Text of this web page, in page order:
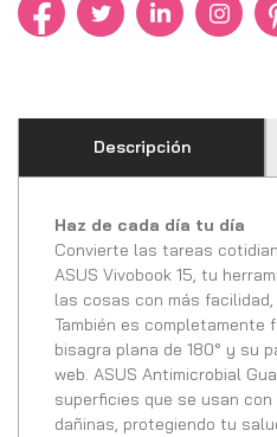
Descripción
Haz de cada día tu día
Convierte las tareas
ASUS Vivobook 15, tu
las cosas con más
También es completamente
bisagra plana de 180° y su
web. ASUS Antimicrobial
superficies que se usan
dañinas, protegiendo tu